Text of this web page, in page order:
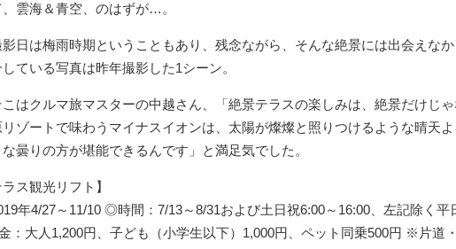
雲海＆青空、のはずが…。
影日は梅雨時期ということもあり、残念ながら、そんな絶景には出会えな
ている写真は昨年撮影した1シーン。
はクルマ旅マスターの中越さん、「絶景テラスの楽しみは、絶景だけじ
ゾートで味わうマイナスイオンは、太陽が燦燦と照りつけるような晴天よ
曇りの方が堪能できるんです」と満足気でした。
ラス観光リフト】
年4/27～11/10 ◎時間：7/13～8/31および土日祝6:00～16:00、左記除く平
：大人1,200円、子ども（小学生以下）1,000円、ペット同乗500円 ※片道